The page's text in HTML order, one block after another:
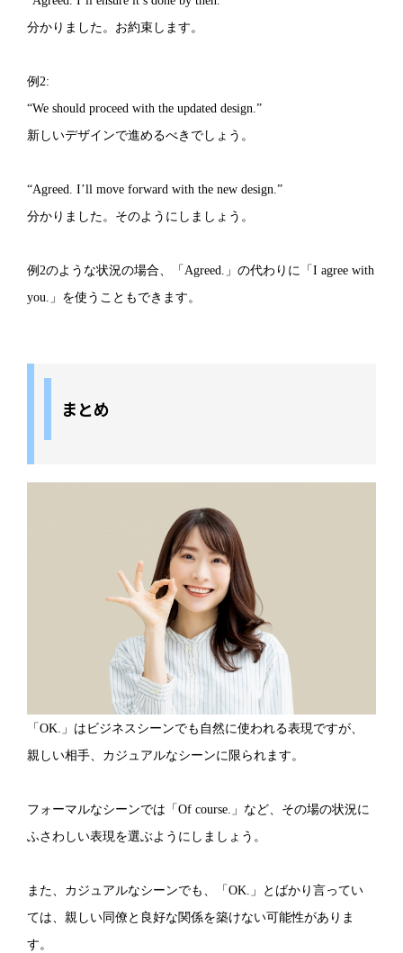
分かりました。お約束します。
例2:
“We should proceed with the updated design.”
新しいデザインで進めるべきでしょう。
“Agreed. I’ll move forward with the new design.”
分かりました。そのようにしましょう。
例2のような状況の場合、「Agreed.」の代わりに「I agree with
you.」を使うこともできます。
まとめ
「OK.」はビジネスシーンでも自然に使われる表現ですが、
親しい相手、カジュアルなシーンに限られます。
フォーマルなシーンでは「Of course.」など、その場の状況に
ふさわしい表現を選ぶようにしましょう。
また、カジュアルなシーンでも、「OK.」とばかり言ってい
ては、親しい同僚と良好な関係を築けない可能性がありま
す。